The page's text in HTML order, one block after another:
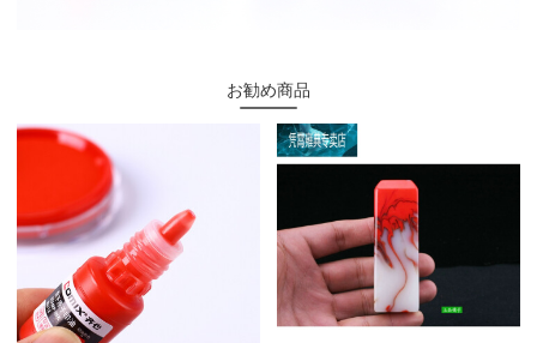
お勧め商品